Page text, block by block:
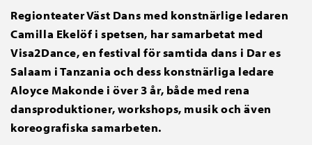
Regionteater Väst Dans med konstnärlige ledaren
Camilla Ekelöf i spetsen, har samarbetat med
Visa2Dance, en festival för samtida dans i Dar es
Salaam i Tanzania och dess konstnärliga ledare
Aloyce Makonde i över 3 år, både med rena
dansproduktioner, workshops, musik och även
koreografiska samarbeten.